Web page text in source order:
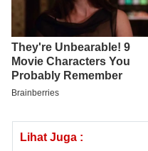
Lihat Juga :